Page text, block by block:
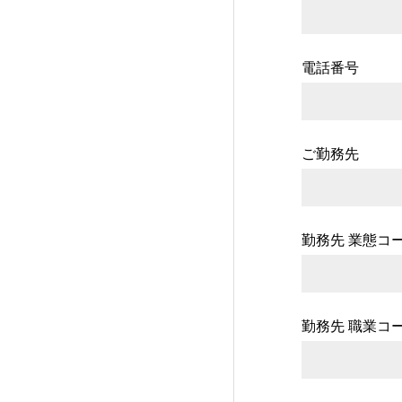
電話番号
ご勤務先
勤務先 業態コ
勤務先 職業コ